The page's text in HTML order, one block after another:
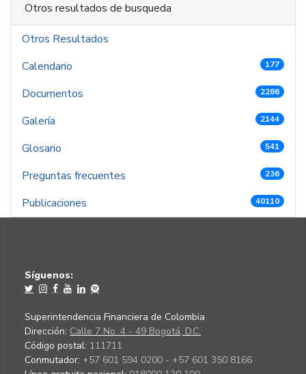
Otros resultados de busqueda
Otros Resultados
Calendario
177
Documentos 2286
Galería 2144
Glosario 541
Preguntas frecuentes 236
Publicaciones 40110
Síguenos:
Superintendencia Financiera de Colombia
Dirección: Calle 7 No. 4 - 49 Bogotá, D.C.
Código postal: 111711
Conmutador: +57 601 594 0200 - +57 601 350 8166